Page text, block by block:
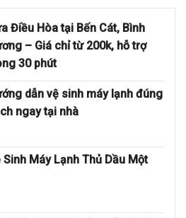
Điều Hòa tại Bến Cát, Bình
– Giá chỉ từ 200k, hỗ trợ
30 phút
dẫn vệ sinh máy lạnh đúng
ngay tại nhà
Sinh Máy Lạnh Thủ Dầu Một